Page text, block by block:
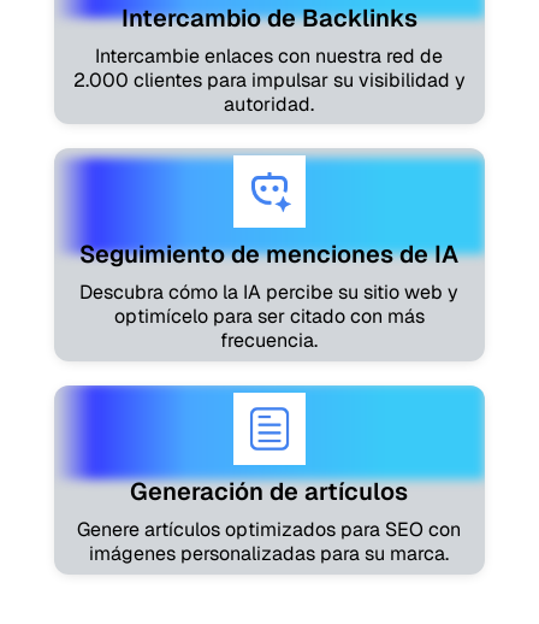
Intercambio de Backlinks
Intercambie enlaces con nuestra red de
2.000 clientes para impulsar su visibilidad y
autoridad.
Seguimiento de menciones de IA
Descubra cómo la IA percibe su sitio web y
optimícelo para ser citado con más
frecuencia.
Generación de artículos
Genere artículos optimizados para SEO con
imágenes personalizadas para su marca.